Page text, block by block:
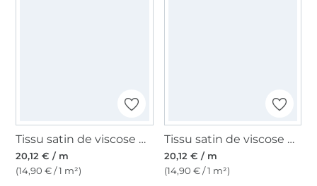
Tissu satin de viscose dots, marron foncé
20,12 € / m
(14,90 € / 1 m²)
Tissu satin de viscose dots, bleu pétrole
20,12 € / m
(14,90 € / 1 m²)